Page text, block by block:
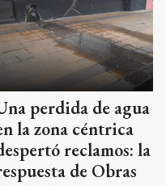
perdida de agua
la zona céntrica
reclamos: la
de Obras